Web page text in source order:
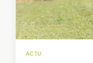
ACTU